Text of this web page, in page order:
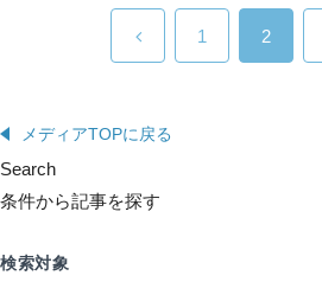
1 2
メディアTOPに戻る
Search
条件から記事を探す
検索対象